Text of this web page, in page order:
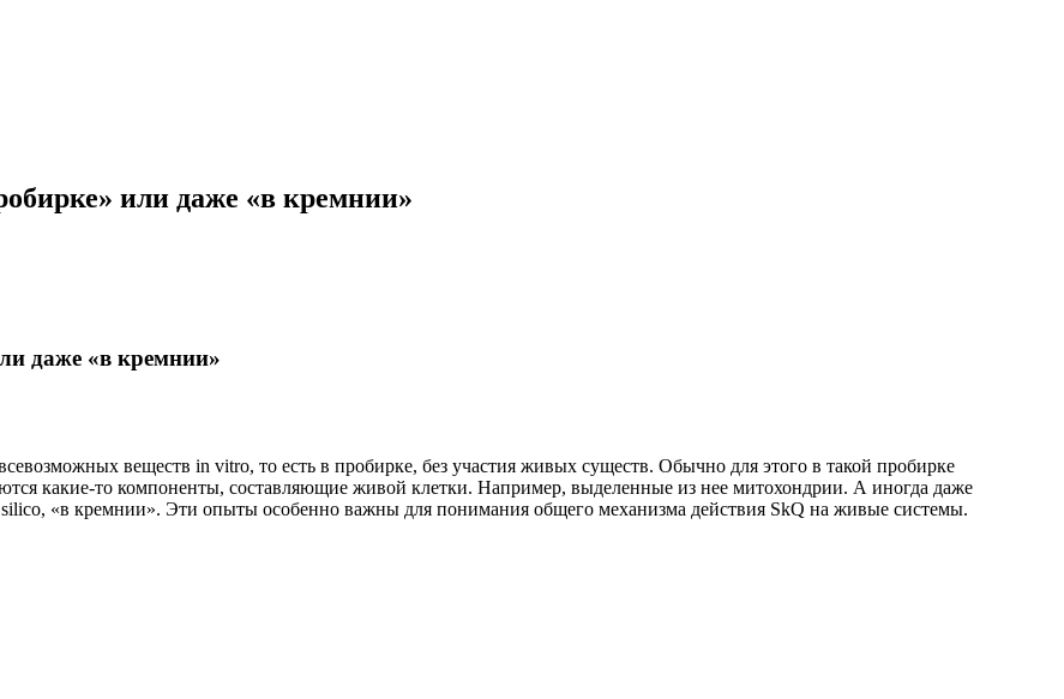
или даже «в кремнии»
даже «в кремнии»
веществ in vitro, то есть в пробирке, без участия живых существ. Обычно для этого в такой пробирке
какие-то компоненты, составляющие живой клетки. Например, выделенные из нее митохондрии. А иногда даже
«в кремнии». Эти опыты особенно важны для понимания общего механизма действия SkQ на живые системы.